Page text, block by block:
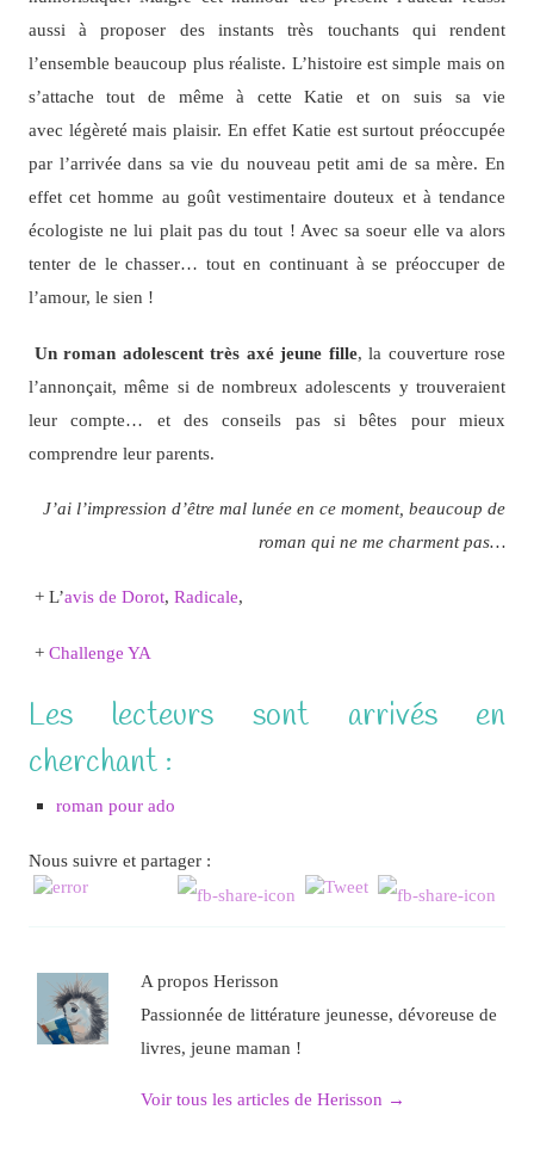
aussi à proposer des instants très touchants qui rendent
l’ensemble beaucoup plus réaliste. L’histoire est simple mais on
s’attache tout de même à cette Katie et on suis sa vie
avec légèreté mais plaisir. En effet Katie est surtout préoccupée
par l’arrivée dans sa vie du nouveau petit ami de sa mère. En
effet cet homme au goût vestimentaire douteux et à tendance
écologiste ne lui plait pas du tout ! Avec sa soeur elle va alors
tenter de le chasser… tout en continuant à se préoccuper de
l’amour, le sien !
Un roman adolescent très axé jeune fille, la couverture rose
l’annonçait, même si de nombreux adolescents y trouveraient
leur compte… et des conseils pas si bêtes pour mieux
comprendre leur parents.
J’ai l’impression d’être mal lunée en ce moment, beaucoup de
roman qui ne me charment pas…
+ L’avis de Dorot, Radicale,
+ Challenge YA
Les lecteurs sont arrivés en
cherchant :
roman pour ado
Nous suivre et partager :
A propos Herisson
Passionnée de littérature jeunesse, dévoreuse de
livres, jeune maman !
Voir tous les articles de Herisson →